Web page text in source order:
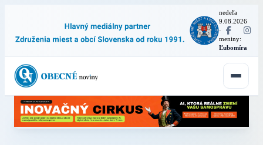
nedeľa
9.08.2026
·
meniny:
Ľubomíra